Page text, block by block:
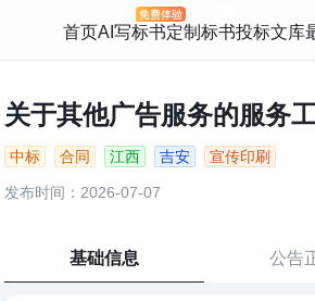
首页AI写标书定制标书投标文库
关于其他广告服务的服务
中标 合同 江西 吉安 宣传印刷
发布时间：2026-07-07
基础信息 公告